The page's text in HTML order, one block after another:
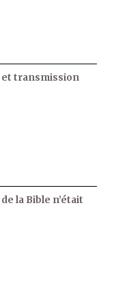
et transmission
la Bible n’était